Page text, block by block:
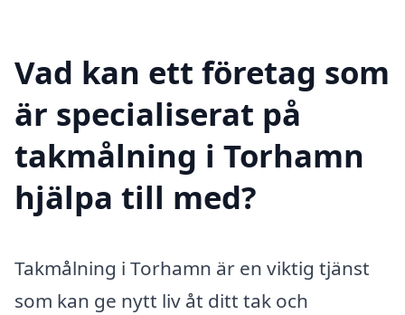
Vad kan ett företag som
är specialiserat på
takmålning i Torhamn
hjälpa till med?
Takmålning i Torhamn är en viktig tjänst
som kan ge nytt liv åt ditt tak och